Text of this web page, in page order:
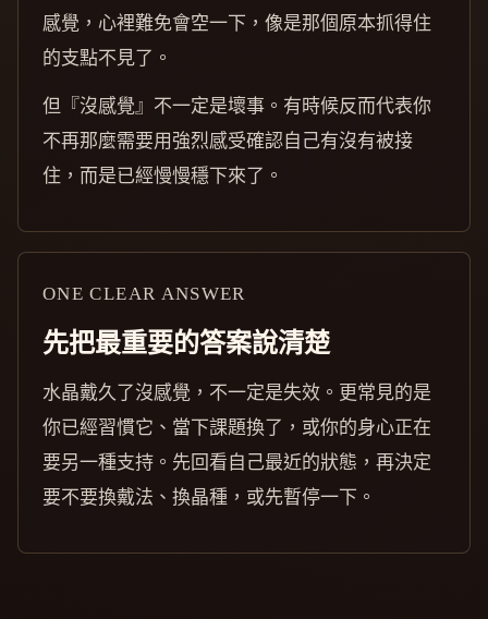
感覺，心裡難免會空一下，像是那個原本抓得住
的支點不見了。
但『沒感覺』不一定是壞事。有時候反而代表你
不再那麼需要用強烈感受確認自己有沒有被接
住，而是已經慢慢穩下來了。
ONE CLEAR ANSWER
先把最重要的答案說清楚
水晶戴久了沒感覺，不一定是失效。更常見的是
你已經習慣它、當下課題換了，或你的身心正在
要另一種支持。先回看自己最近的狀態，再決定
要不要換戴法、換晶種，或先暫停一下。